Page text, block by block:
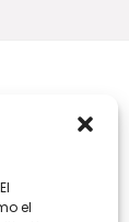
el